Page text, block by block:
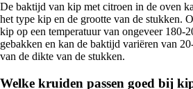
De baktijd van kip met citroen in de oven
het type kip en de grootte van de stukken.
kip op een temperatuur van ongeveer 180-
gebakken en kan de baktijd variëren van
van de dikte van de stukken.
Welke kruiden passen goed bij